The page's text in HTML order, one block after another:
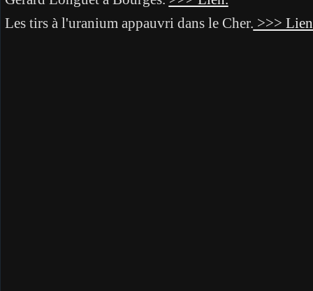
Les tirs à l'uranium appauvri dans le Cher. >>>